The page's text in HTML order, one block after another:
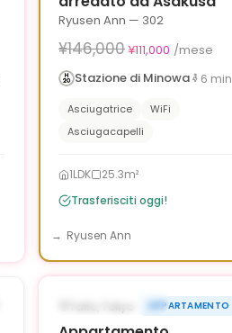
Ryusen Ann — 302
¥146,000 ¥111,000 /mese
Stazione di Minowa
6 min
Asciugatrice
WiFi
Asciugacapelli
1LDK
25.3m²
Trasferisciti oggi!
Ryusen Ann
DISPONIBILE DAL SEP 3, 2026
‹ ›
Taito, Tokyo APPARTAMENTO